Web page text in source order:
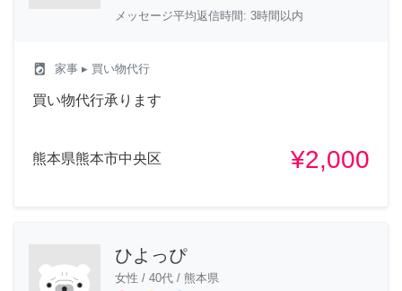
メッセージ平均返信時間: 3時間以内
local_laundry_service 家事 ▸ 買い物代行
買い物代行承ります
熊本県熊本市中央区 ¥2,000
ひよっぴ
女性 / 40代 / 熊本県